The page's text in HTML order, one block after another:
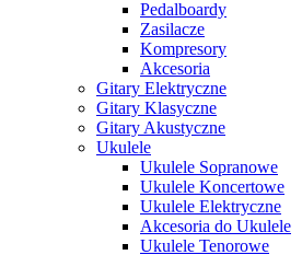
Pedalboardy
Zasilacze
Kompresory
Akcesoria
Gitary Elektryczne
Gitary Klasyczne
Gitary Akustyczne
Ukulele
Ukulele Sopranowe
Ukulele Koncertowe
Ukulele Elektryczne
Akcesoria do Ukulele
Ukulele Tenorowe